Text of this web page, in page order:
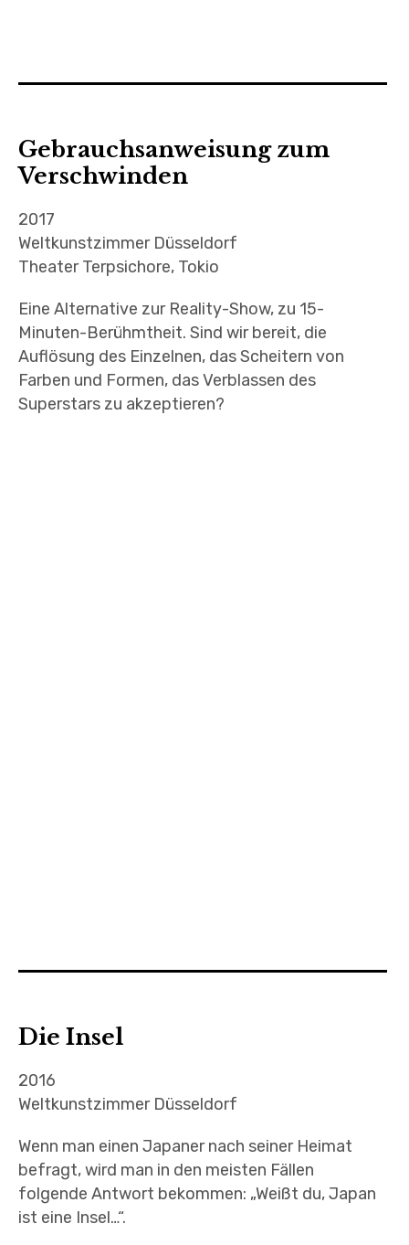
Gebrauchsanweisung zum
Verschwinden
2017
Weltkunstzimmer Düsseldorf
Theater Terpsichore, Tokio
Eine Alternative zur Reality-Show, zu 15-
Minuten-Berühmtheit. Sind wir bereit, die
Auflösung des Einzelnen, das Scheitern von
Farben und Formen, das Verblassen des
Superstars zu akzeptieren?
Die Insel
2016
Weltkunstzimmer Düsseldorf
Wenn man einen Japaner nach seiner Heimat
befragt, wird man in den meisten Fällen
folgende Antwort bekommen: „Weißt du, Japan
ist eine Insel…“.